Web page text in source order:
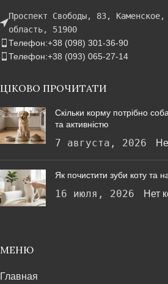
Проспект Свободы, 83, Каменское,
область, 51900
Телефон:+38 (098) 301-36-90
Телефон:+38 (093) 065-27-14
ЦІКОВО ПРОЧИТАТИ
Скільки корму потрібно
та активністю
7 августа, 2026
Як почистити зуби коту та
16 июля, 2026 Нет
МЕНЮ
Главная